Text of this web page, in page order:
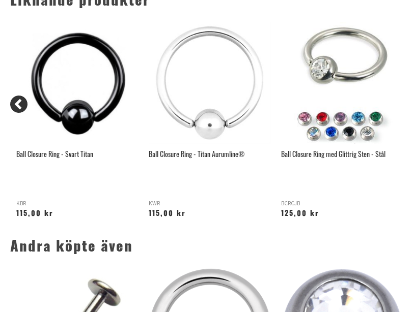
Ball Closure Ring - Svart Titan
KBR
115,00 kr
Ball Closure Ring - Titan Aurumline®
KWR
115,00 kr
Ball Closure Ring med Glittrig Sten - Stål
BCRCJB
125,00 kr
Andra köpte även